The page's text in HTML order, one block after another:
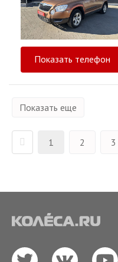
Показать телефон
Показать еще
1 2 3